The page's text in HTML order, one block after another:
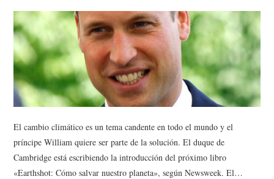
SPORTS
TECHNOLOGY
El cambio climático es un tema candente en todo el mundo y el
príncipe William quiere ser parte de la solución. El duque de
Cambridge está escribiendo la introducción del próximo libro
«Earthshot: Cómo salvar nuestro planeta», según Newsweek. El…